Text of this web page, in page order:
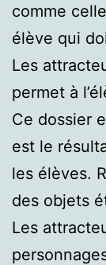
comme
élève qui
Les
permet à
Ce dossier
est le
les élèves.
des objets
Les